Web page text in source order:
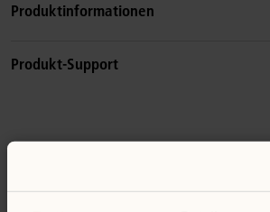
Produktinformationen
Für Paneele, die 81 cm hoch und 63
Produkt-Support
Sie finden nicht, was Sie suchen?
Das könnte Sie